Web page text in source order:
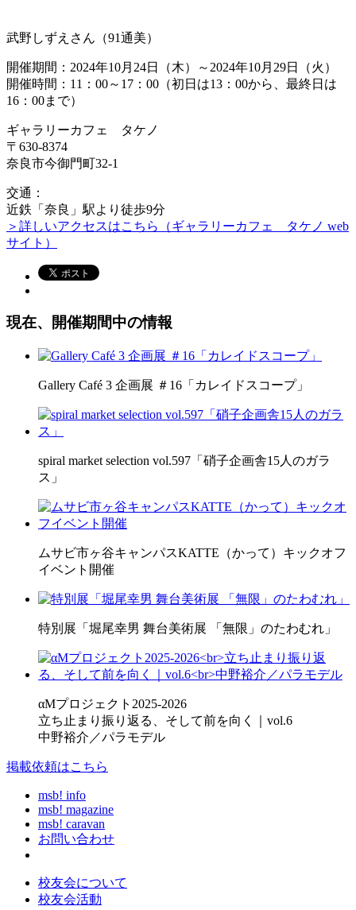
武野しずえさん（91通美）
開催期間：2024年10月24日（木）～2024年10月29日（火）
開催時間：11：00～17：00（初日は13：00から、最終日は
16：00まで）
ギャラリーカフェ タケノ
〒630-8374
奈良市今御門町32-1
交通：
近鉄「奈良」駅より徒歩9分
＞詳しいアクセスはこちら（ギャラリーカフェ タケノ web
サイト）
現在、開催期間中の情報
Gallery Café 3 企画展 ＃16「カレイドスコープ」
spiral market selection vol.597「硝子企画舎15人のガラ
ス」
ムサビ市ヶ谷キャンパスKATTE（かって）キックオフ
イベント開催
特別展「堀尾幸男 舞台美術展 「無限」のたわむれ」
αMプロジェクト2025-2026
立ち止まり振り返る、そして前を向く｜vol.6
中野裕介／パラモデル
掲載依頼はこちら
msb! info
msb! magazine
msb! caravan
お問い合わせ
校友会について
校友会活動